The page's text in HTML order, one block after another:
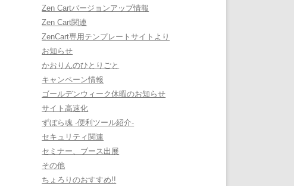
Zen Cartバージョンアップ情報
Zen Cart関連
ZenCart専用テンプレートサイトより
お知らせ
かおりんのひとりごと
キャンペーン情報
ゴールデンウィーク休暇のお知らせ
サイト高速化
ずぼら魂 -便利ツール紹介-
セキュリティ関連
セミナー、ブース出展
その他
ちょろりのおすすめ!!